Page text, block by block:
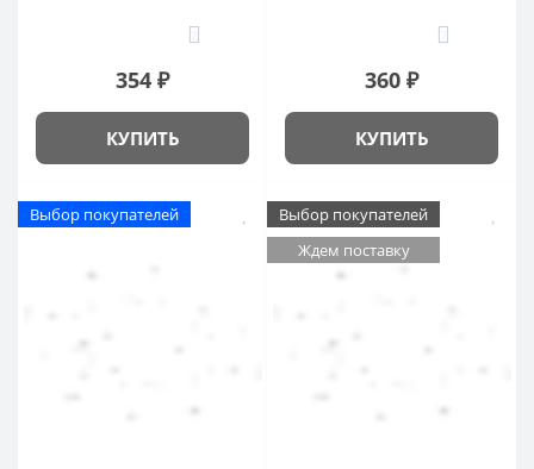
354 ₽
КУПИТЬ
360 ₽
КУПИТЬ
Выбор покупателей
Выбор покупателей
Ждем поставку